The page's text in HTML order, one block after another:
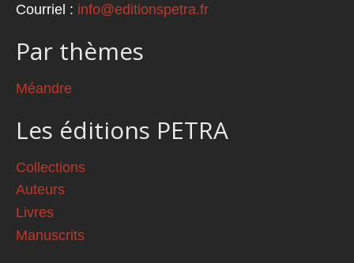
Courriel : info@editionspetra.fr
Par thèmes
Méandre
Les éditions PETRA
Collections
Auteurs
Livres
Manuscrits